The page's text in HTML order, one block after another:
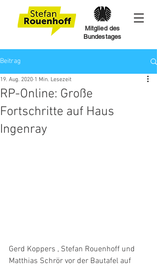
Mitglied des
Bundestages
Beitrag
RP-Online: Große
Fortschritte auf Haus
Ingenray
19. Aug. 2020 1 Min. Lesezeit
Gerd Koppers , Stefan Rouenhoff und
Matthias Schrör vor der Bautafel auf